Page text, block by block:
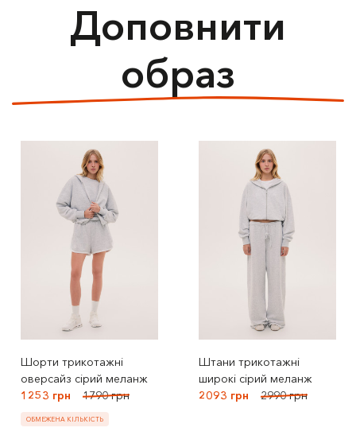
Доповнити
образ
Шорти трикотажні
оверсайз сірий меланж
1253 грн
1790 грн
ОБМЕЖЕНА КІЛЬКІСТЬ
Штани трикотажні
широкі сірий меланж
2093 грн
2990 грн